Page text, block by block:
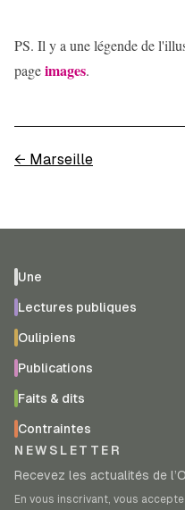
PS. Il y a une légende de
pageimages.
← Marseille
Une
Lectures publiques
Oulipiens
Publications
Faits & dits
Contraintes
NEWSLETTER
Recevez les actualités de
En vous inscrivant, vous